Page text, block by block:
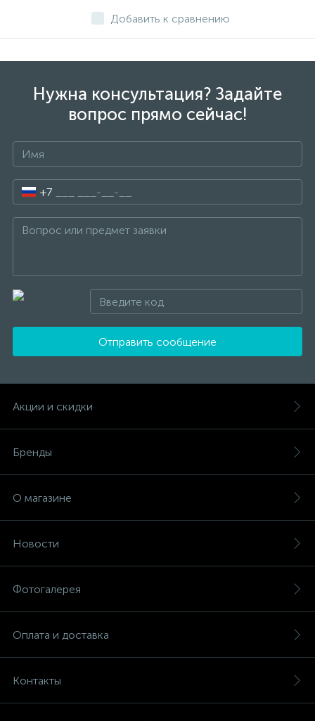
Добавить к сравнению
Нужна консультация? Задайте
вопрос прямо сейчас!
+7
Отправить сообщение
Акции и скидки
Бренды
О магазине
Новости
Фотогалерея
Оплата и доставка
Контакты